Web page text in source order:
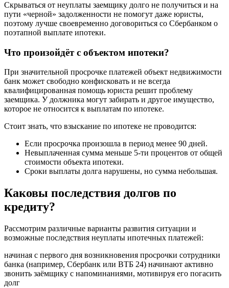
Скрываться от неуплаты заемщику долго не получиться и на
пути «черной» задолженности не помогут даже юристы,
поэтому лучше своевременно договориться со Сбербанком о
поэтапной выплате ипотеки.
Что произойдёт с объектом ипотеки?
При значительной просрочке платежей объект недвижимости
банк может свободно конфисковать и не всегда
квалифицированная помощь юриста решит проблему
заемщика. У должника могут забирать и другое имущество,
которое не относится к выплатам по ипотеке.
Стоит знать, что взыскание по ипотеке не проводится:
Если просрочка произошла в период менее 90 дней.
Невыплаченная сумма меньше 5-ти процентов от общей
стоимости объекта ипотеки.
Сроки выплаты долга нарушены, но сумма небольшая.
Каковы последствия долгов по
кредиту?
Рассмотрим различные варианты развития ситуации и
возможные последствия неуплаты ипотечных платежей:
начиная с первого дня возникновения просрочки сотрудники
банка (например, Сбербанк или ВТБ 24) начинают активно
звонить заёмщику с напоминаниями, мотивируя его погасить
долг